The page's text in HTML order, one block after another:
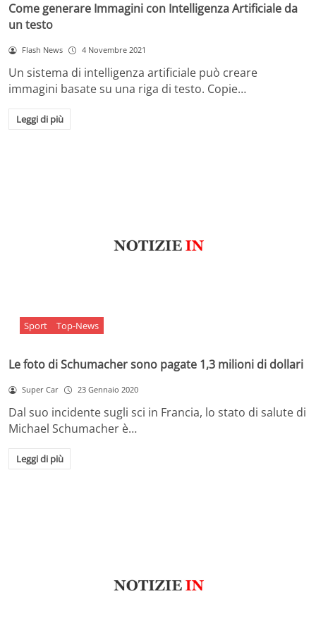
Come generare Immagini con Intelligenza Artificiale da
un testo
Flash News 4 Novembre 2021
Un sistema di intelligenza artificiale può creare
immagini basate su una riga di testo. Copie…
Leggi di più
Sport Top-News
Le foto di Schumacher sono pagate 1,3 milioni di dollari
Super Car 23 Gennaio 2020
Dal suo incidente sugli sci in Francia, lo stato di salute di
Michael Schumacher è…
Leggi di più